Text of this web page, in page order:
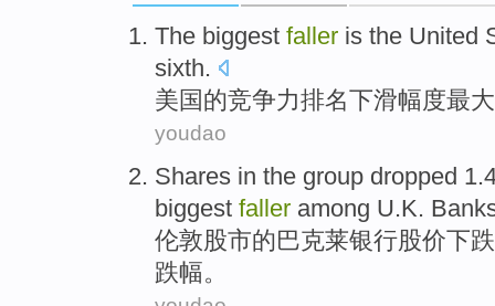
The biggest faller is the United
sixth.
美国的竞争力排名下滑幅度最大
youdao
Shares in the group dropped
biggest faller among U.K.
伦敦股市的巴克莱银行股价下跌
跌幅。